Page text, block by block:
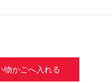
物かごへ入れる